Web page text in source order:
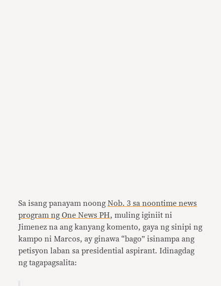
Sa isang panayam noongNob. 3 sa noontime news
program ng One News PH, muling iginiit ni
Jimenez na ang kanyang komento, gaya ng sinipi ng
kampo ni Marcos, ay ginawa “bago” isinampa ang
petisyon laban sa presidential aspirant. Idinagdag
ng tagapagsalita: